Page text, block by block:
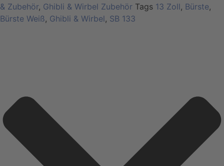
& Zubehör, Ghibli & Wirbel Zubehör Tags 13 Zoll, Bürste,
Bürste Weiß, Ghibli & Wirbel, SB 133